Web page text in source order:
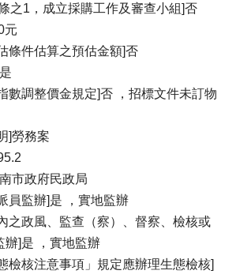
之1，成立採購工作及審查小組]否
元
條件估算之預估金額]否
數調整價金規定]否 ，招標文件未訂物
]勞務案
市政府民政局
員監辦]是 ，實地監辦
之政風、監查（察）、督察、檢核或
辦]是 ，實地監辦
檢核注意事項」規定應辦理生態檢核]